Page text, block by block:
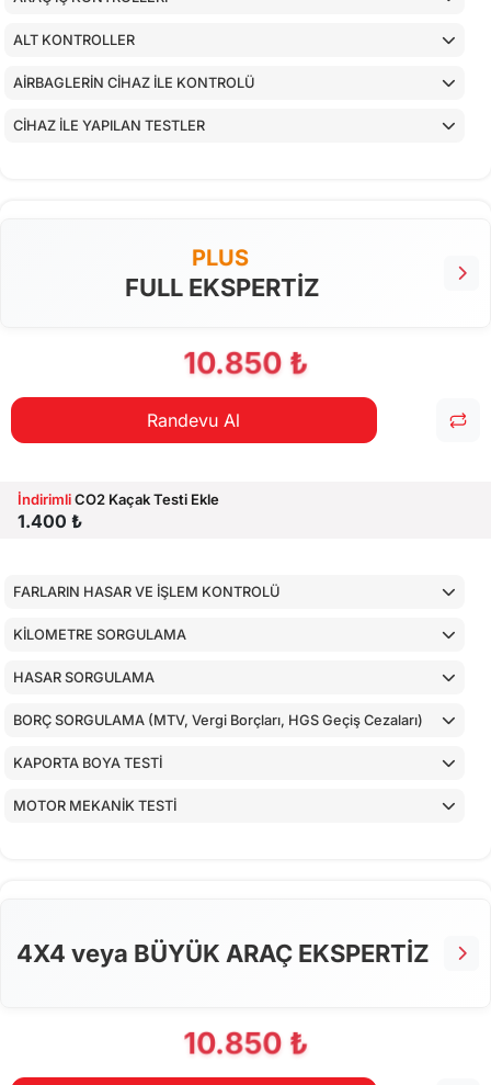
ALT KONTROLLER
AİRBAGLERİN CİHAZ İLE KONTROLÜ
CİHAZ İLE YAPILAN TESTLER
PLUS
FULL EKSPERTİZ
10.850 ₺
Randevu Al
İndirimliCO2 Kaçak Testi Ekle
1.400 ₺
FARLARIN HASAR VE İŞLEM KONTROLÜ
KİLOMETRE SORGULAMA
HASAR SORGULAMA
BORÇ SORGULAMA (MTV, Vergi Borçları, HGS Geçiş Cezaları)
KAPORTA BOYA TESTİ
MOTOR MEKANİK TESTİ
4X4 veya BÜYÜK ARAÇ EKSPERTİZ
10.850 ₺